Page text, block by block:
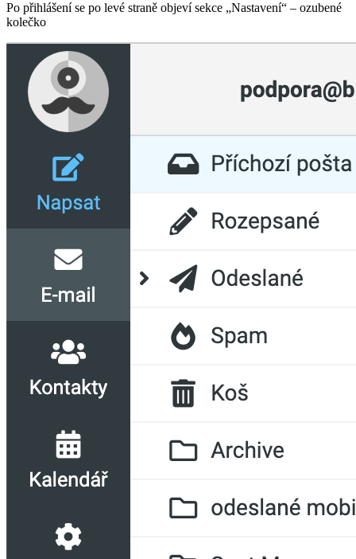
Po přihlášení se po levé straně objeví sekce „Nastavení“ – ozubené
kolečko